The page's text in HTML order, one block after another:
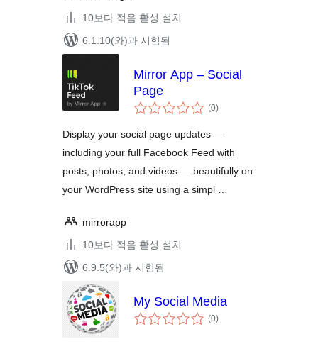
10보다 적음 활성 설치
6.1.10(와)과 시험됨
Mirror App – Social
Page
(0전
체)
Display your social page updates —
including your full Facebook Feed with
posts, photos, and videos — beautifully on
your WordPress site using a simpl …
mirrorapp
10보다 적음 활성 설치
6.9.5(와)과 시험됨
My Social Media
(0전
체)